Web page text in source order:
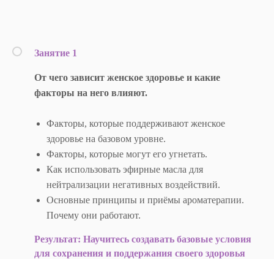
Занятие 1
От чего зависит женское здоровье и какие
факторы на него влияют.
Факторы, которые поддерживают женское
здоровье на базовом уровне.
Факторы, которые могут его угнетать.
Как использовать эфирные масла для
нейтрализации негативных воздействий.
Основные принципы и приёмы ароматерапии.
Почему они работают.
Результат: Научитесь создавать базовые условия
для сохранения и поддержания своего здоровья